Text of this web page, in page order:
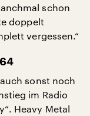
schon
doppelt
vergessen.“
sonst noch
im Radio
Heavy Metal